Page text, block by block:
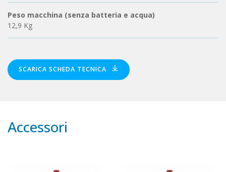
Peso macchina (senza batteria e acqua)
12,9 Kg
SCARICA SCHEDA TECNICA
Accessori